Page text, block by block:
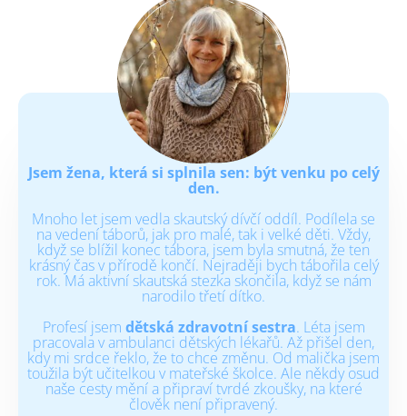
Jsem žena, která si splnila sen: být venku po celý
den.
Mnoho let jsem vedla skautský dívčí oddíl. Podílela se
na vedení táborů, jak pro malé, tak i velké děti. Vždy,
když se blížil konec tábora, jsem byla smutná, že ten
krásný čas v přírodě končí. Nejraději bych tábořila celý
rok. Má aktivní skautská stezka skončila, když se nám
narodilo třetí dítko.
Profesí jsem dětská zdravotní sestra. Léta jsem
pracovala v ambulanci dětských lékařů. Až přišel den,
kdy mi srdce řeklo, že to chce změnu. Od malička jsem
toužila být učitelkou v mateřské školce. Ale někdy osud
naše cesty mění a připraví tvrdé zkoušky, na které
člověk není připravený.